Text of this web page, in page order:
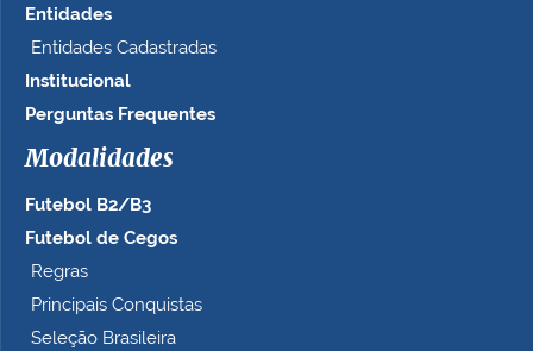
t
a
n
o
o
m
e
t
Entidades
Entidades Cadastradas
Institucional
Perguntas Frequentes
Modalidades
Futebol B2/B3
Futebol de Cegos
Regras
Principais Conquistas
Seleção Brasileira